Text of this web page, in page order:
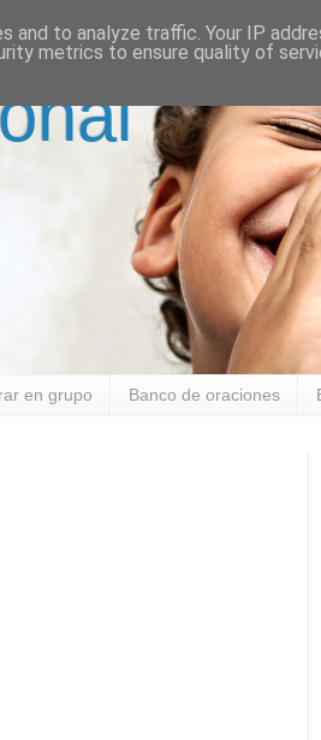
en grupo Banco de oraciones
to analyze traffic. Your IP
metrics to ensure quality of